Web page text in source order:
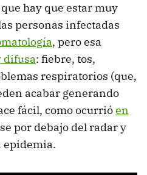
hay que estar muy
personas infectadas
, pero esa
difusa: fiebre, tos,
respiratorios (que,
acabar generando
fácil, como ocurrióen
por debajo del radar y
epidemia.